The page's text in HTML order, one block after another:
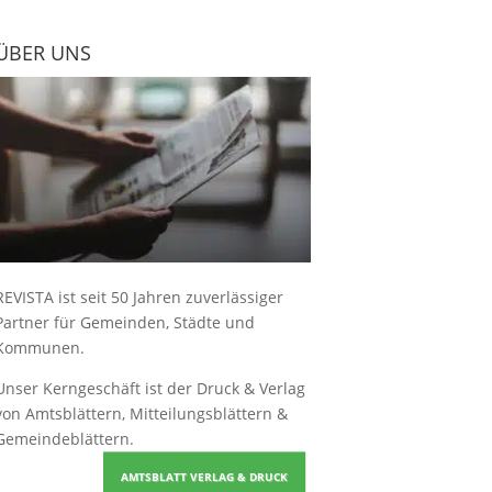
UNS
ist seit 50 Jahren zuverlässiger
für Gemeinden, Städte und
Kerngeschäft ist der Druck & Verlag
Amtsblättern, Mitteilungsblättern &
.
AMTSBLATT VERLAG & DRUCK